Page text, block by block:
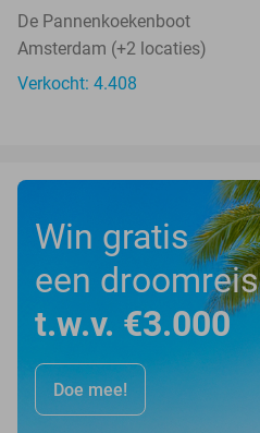
De Pannenkoekenboot
Amsterdam (+2 locaties)
Verkocht: 4.408
Win gratis
een droomreis
t.w.v. €3.000
Doe mee!